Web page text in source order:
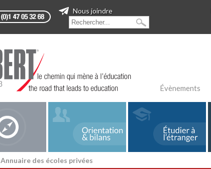
Nous joindre
Évènements
Annuaire des écoles privées